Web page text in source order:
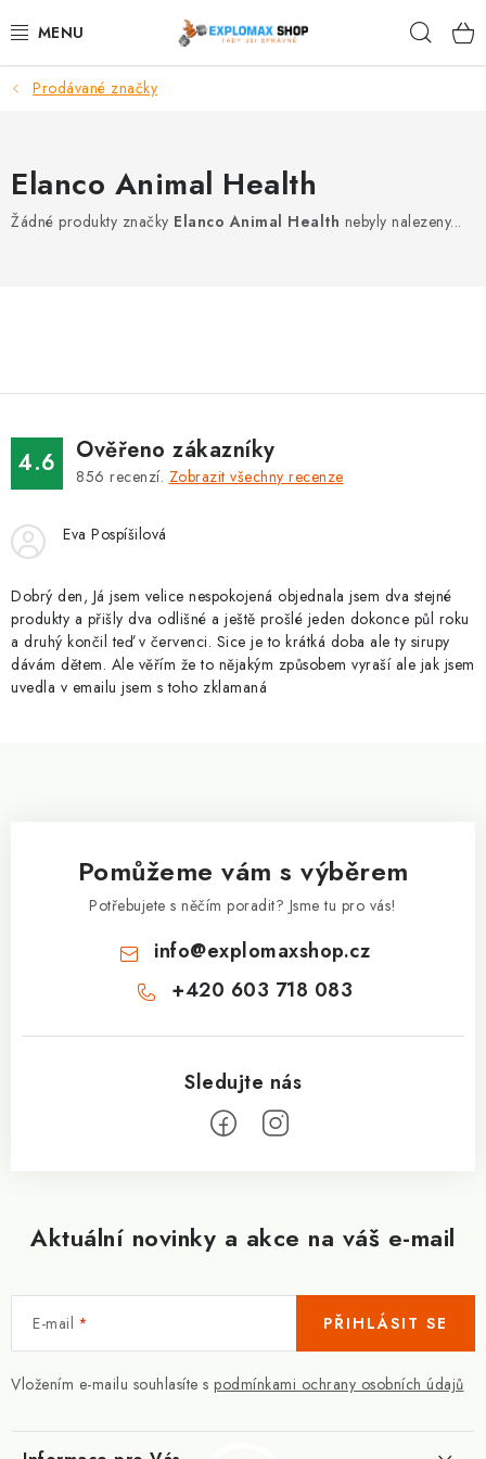
na
%AKCE
ZNAČKY
Kontakty Slovník pojmů
Podmínky ochrany osobních údajů
Doprava a platba
Slevový systém
Vše o nákupu
Prodávané značky
Elanco Animal Health
Žádné produkty značky Elanco Animal Health nebyly nalezeny...
4.6 Ověřeno zákazníky
856 recenzí. Zobrazit všechny recenze
Eva Pospíšilová
Dobrý den, Já jsem velice nespokojená objednala jsem dva stejné
produkty a přišly dva odlišné a ještě prošlé jeden dokonce půl roku
a druhý končil teď v červenci. Sice je to krátká doba ale ty sirupy
dávám dětem. Ale věřím že to nějakým způsobem vyraší ale jak jsem
uvedla v emailu jsem s toho zklamaná
Aktuální novinky a akce na váš e-mail
E-mail
Vložením e-mailu souhlasíte s podmínkami ochrany osobních údajů
PŘIHLÁSIT SE
Pomůžeme vám s výběrem
Potřebujete s něčím poradit? Jsme tu pro vás!
info@explomaxshop.cz
+420 603 718 083